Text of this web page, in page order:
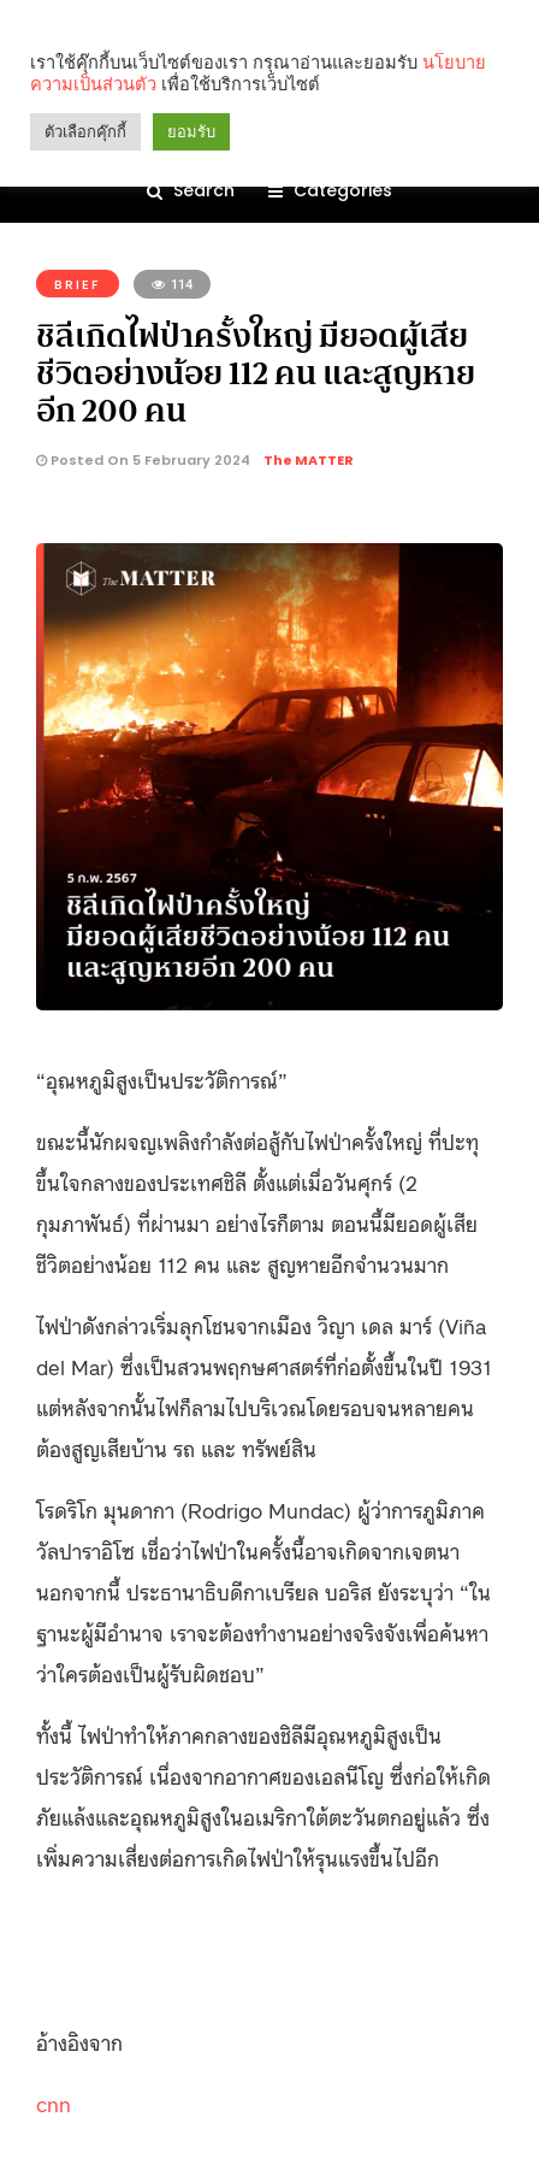
Search Categories
BRIEF 114
ชิลีเกิดไฟป่าครั้งใหญ่ มียอดผู้เสีย
ชีวิตอย่างน้อย 112 คน และสูญหาย
อีก 200 คน
Posted On 5 February 2024 The MATTER
“อุณหภูมิสูงเป็นประวัติการณ์”
ขณะนี้นักผจญเพลิงกําลังต่อสู้กับไฟป่าครั้งใหญ่ ที่ปะทุ
ขึ้นใจกลางของประเทศชิลี ตั้งแต่เมื่อวันศุกร์ (2
กุมภาพันธ์) ที่ผ่านมา อย่างไรก็ตาม ตอนนี้มียอดผู้เสีย
ชีวิตอย่างน้อย 112 คน และ สูญหายอีกจำนวนมาก
ไฟป่าดังกล่าวเริ่มลุกโชนจากเมือง วิญา เดล มาร์ (Viña
del Mar) ซึ่งเป็นสวนพฤกษศาสตร์ที่ก่อตั้งขึ้นในปี 1931
แต่หลังจากนั้นไฟก็ลามไปบริเวณโดยรอบจนหลายคน
ต้องสูญเสียบ้าน รถ และ ทรัพย์สิน
โรดริโก มุนดากา (Rodrigo Mundac) ผู้ว่าการภูมิภาค
วัลปาราอิโซ เชื่อว่าไฟป่าในครั้งนี้อาจเกิดจากเจตนา
นอกจากนี้ ประธานาธิบดีกาเบรียล บอริส ยังระบุว่า “ใน
ฐานะผู้มีอํานาจ เราจะต้องทํางานอย่างจริงจังเพื่อค้นหา
ว่าใครต้องเป็นผู้รับผิดชอบ”
ทั้งนี้ ไฟป่าทำให้ภาคกลางของชิลีมีอุณหภูมิสูงเป็น
ประวัติการณ์ เนื่องจากอากาศของเอลนีโญ ซึ่งก่อให้เกิด
ภัยแล้งและอุณหภูมิสูงในอเมริกาใต้ตะวันตกอยู่แล้ว ซึ่ง
เพิ่มความเสี่ยงต่อการเกิดไฟป่าให้รุนแรงขึ้นไปอีก
อ้างอิงจาก
cnn
เราใช้คุ๊กกี้บนเว็บไซต์ของเรา กรุณาอ่านและยอมรับ นโยบาย
ความเป็นส่วนตัว เพื่อใช้บริการเว็บไซต์
ตัวเลือกคุ๊กกี้ ยอมรับ